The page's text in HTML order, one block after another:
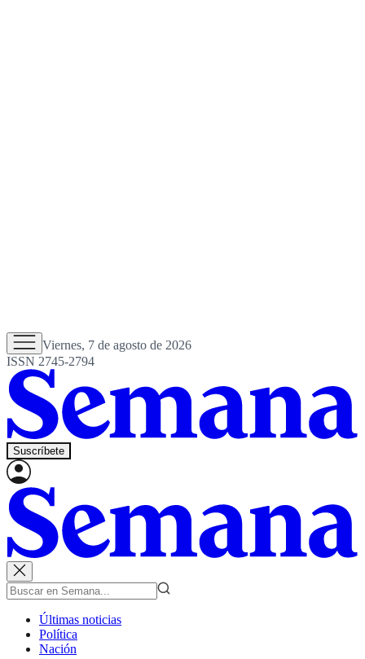
Viernes, 7 de agosto de 2026
ISSN 2745-2794
Suscríbete
Últimas noticias
Política
Nación